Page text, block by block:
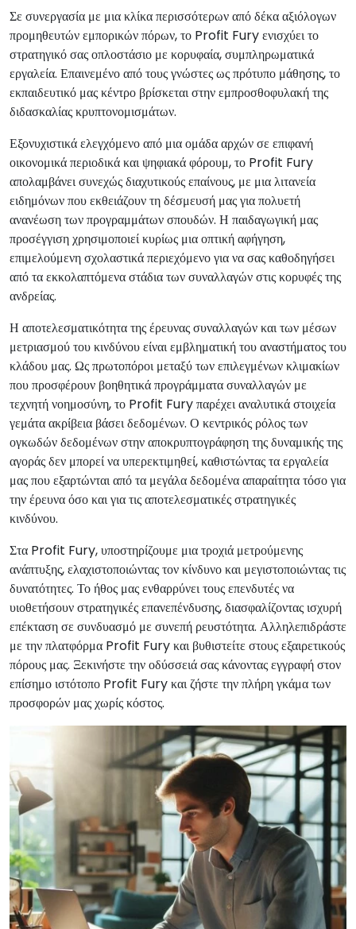
Σε συνεργασία με μια κλίκα περισσότερων από δέκα αξιόλογων
προμηθευτών εμπορικών πόρων, το Profit Fury ενισχύει το
στρατηγικό σας οπλοστάσιο με κορυφαία, συμπληρωματικά
εργαλεία. Επαινεμένο από τους γνώστες ως πρότυπο μάθησης, το
εκπαιδευτικό μας κέντρο βρίσκεται στην εμπροσθοφυλακή της
διδασκαλίας κρυπτονομισμάτων.
Εξονυχιστικά ελεγχόμενο από μια ομάδα αρχών σε επιφανή
οικονομικά περιοδικά και ψηφιακά φόρουμ, το Profit Fury
απολαμβάνει συνεχώς διαχυτικούς επαίνους, με μια λιτανεία
ειδημόνων που εκθειάζουν τη δέσμευσή μας για πολυετή
ανανέωση των προγραμμάτων σπουδών. Η παιδαγωγική μας
προσέγγιση χρησιμοποιεί κυρίως μια οπτική αφήγηση,
επιμελούμενη σχολαστικά περιεχόμενο για να σας καθοδηγήσει
από τα εκκολαπτόμενα στάδια των συναλλαγών στις κορυφές της
ανδρείας.
Η αποτελεσματικότητα της έρευνας συναλλαγών και των μέσων
μετριασμού του κινδύνου είναι εμβληματική του αναστήματος του
κλάδου μας. Ως πρωτοπόροι μεταξύ των επιλεγμένων κλιμακίων
που προσφέρουν βοηθητικά προγράμματα συναλλαγών με
τεχνητή νοημοσύνη, το Profit Fury παρέχει αναλυτικά στοιχεία
γεμάτα ακρίβεια βάσει δεδομένων. Ο κεντρικός ρόλος των
ογκωδών δεδομένων στην αποκρυπτογράφηση της δυναμικής της
αγοράς δεν μπορεί να υπερεκτιμηθεί, καθιστώντας τα εργαλεία
μας που εξαρτώνται από τα μεγάλα δεδομένα απαραίτητα τόσο για
την έρευνα όσο και για τις αποτελεσματικές στρατηγικές
κινδύνου.
Στα Profit Fury, υποστηρίζουμε μια τροχιά μετρούμενης
ανάπτυξης, ελαχιστοποιώντας τον κίνδυνο και μεγιστοποιώντας τις
δυνατότητες. Το ήθος μας ενθαρρύνει τους επενδυτές να
υιοθετήσουν στρατηγικές επανεπένδυσης, διασφαλίζοντας ισχυρή
επέκταση σε συνδυασμό με συνεπή ρευστότητα. Αλληλεπιδράστε
με την πλατφόρμα Profit Fury και βυθιστείτε στους εξαιρετικούς
πόρους μας. Ξεκινήστε την οδύσσειά σας κάνοντας εγγραφή στον
επίσημο ιστότοπο Profit Fury και ζήστε την πλήρη γκάμα των
προσφορών μας χωρίς κόστος.